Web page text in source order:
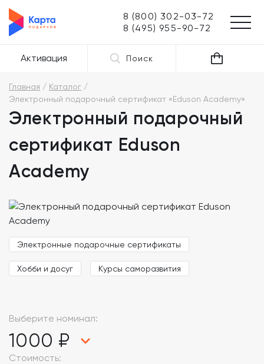
8 (800) 302-03-72
8 (495) 955-90-72
Активация Поиск
Главная
Каталог
Электронный подарочный сертификат «Eduson Academy»
Электронный подарочный
сертификат Eduson
Academy
Электронные подарочные сертификаты
Хобби и досуг Курсы саморазвития
Выберите номинал:
1000 ₽
Стоимость: